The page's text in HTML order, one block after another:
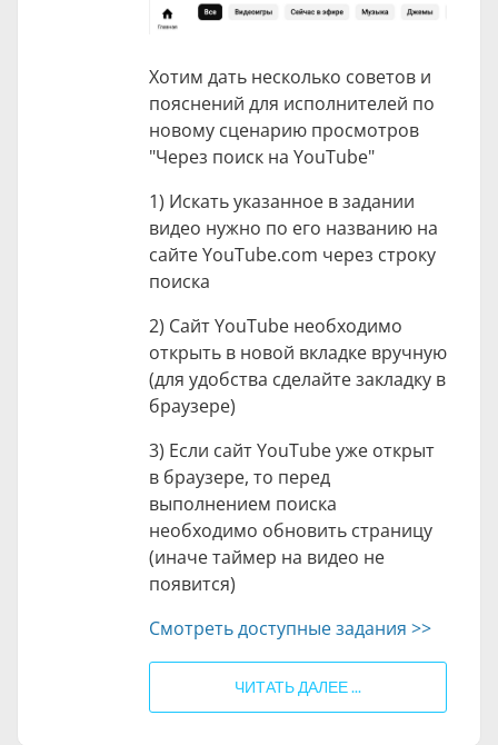
Хотим дать несколько советов и
пояснений для исполнителей по
новому сценарию просмотров
"Через поиск на YouTube"
1) Искать указанное в задании
видео нужно по его названию на
сайте YouTube.com через строку
поиска
2) Сайт YouTube необходимо
открыть в новой вкладке вручную
(для удобства сделайте закладку в
браузере)
3) Если сайт YouTube уже открыт
в браузере, то перед
выполнением поиска
необходимо обновить страницу
(иначе таймер на видео не
появится)
Смотреть доступные задания >>
ЧИТАТЬ ДАЛЕЕ ...